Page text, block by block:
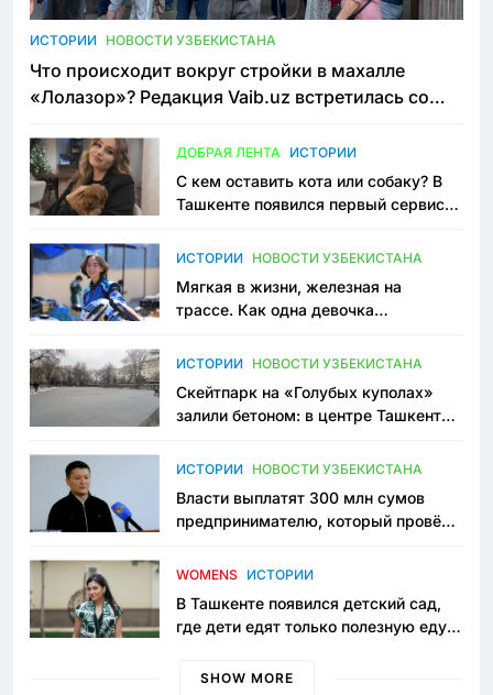
ИСТОРИИ НОВОСТИ УЗБЕКИСТАНА
Что происходит вокруг стройки в махалле
«Лолазор»? Редакция Vaib.uz встретилась со
ДОБРАЯ ЛЕНТА ИСТОРИИ
С кем оставить кота или собаку? В
Ташкенте появился первый сервис
ИСТОРИИ НОВОСТИ УЗБЕКИСТАНА
Мягкая в жизни, железная на
трассе. Как одна девочка
Узбекистане
ИСТОРИИ НОВОСТИ УЗБЕКИСТАНА
Скейтпарк на «Голубых куполах»
залили бетоном: в центре Ташкента
пространство
ИСТОРИИ НОВОСТИ УЗБЕКИСТАНА
Власти выплатят 300 млн сумов
предпринимателю, который провёл
приговору
WOMENS ИСТОРИИ
В Ташкенте появился детский сад,
где дети едят только полезную еду.
просить «кашу без сахара»
SHOW MORE